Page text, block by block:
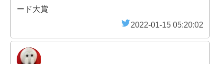
ード大賞
2022-01-15 05:20:02